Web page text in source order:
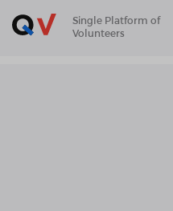
Single Platform of
Volunteers